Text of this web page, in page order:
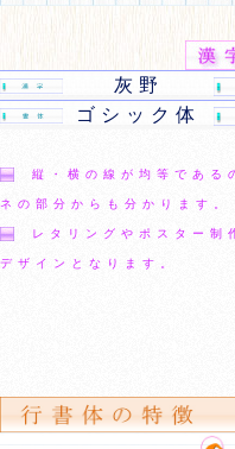
灰野
ゴシック体
縦・横の線が均等である
ネの部分からも分かります。
レタリングやポスター制
デザインとなります。